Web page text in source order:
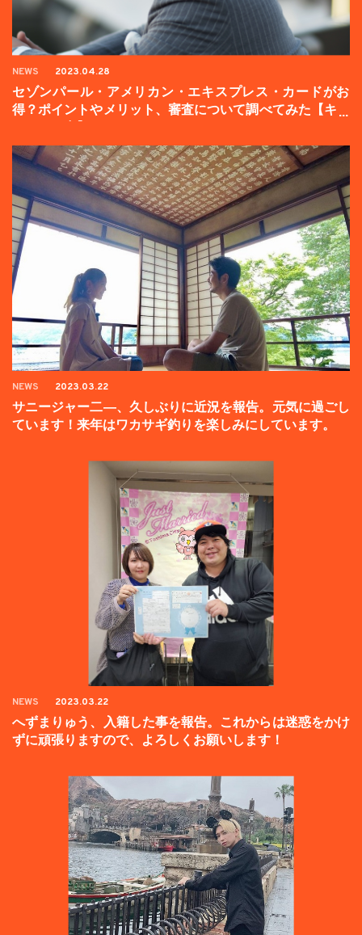
NEWS 2023.04.28
セゾンパール・アメリカン・エキスプレス・カードがお
得？ポイントやメリット、審査について調べてみた【キャ
NEWS 2023.03.22
サニージャー二―、久しぶりに近況を報告。元気に過ごし
ています！来年はワカサギ釣りを楽しみにしています。
NEWS 2023.03.22
へずまりゅう、入籍した事を報告。これからは迷惑をかけ
ずに頑張りますので、よろしくお願いします！